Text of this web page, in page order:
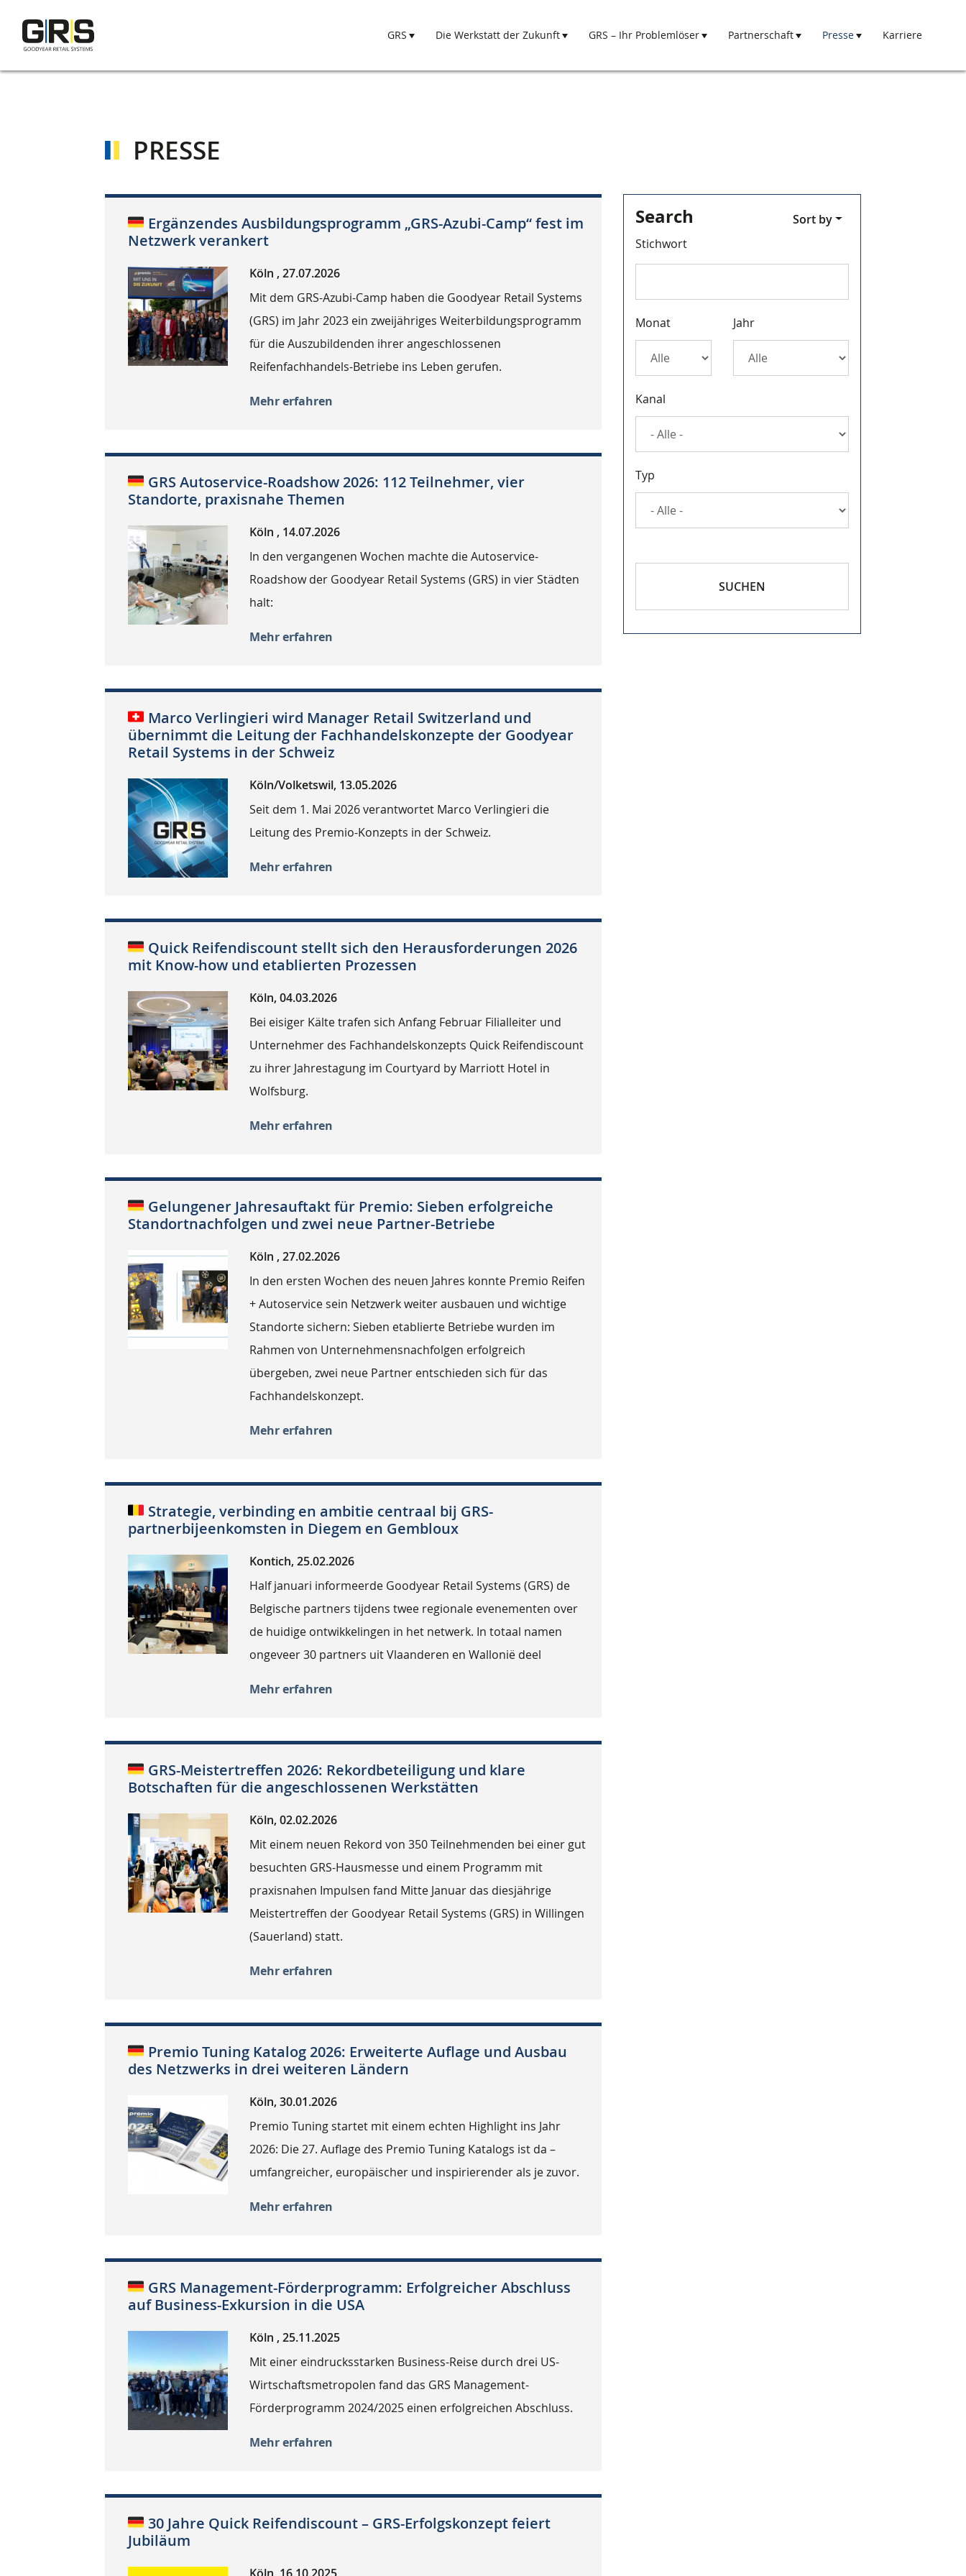
Direkt
Hauptnavigation
GRS Die Werkstatt der Zukunft GRS – Ihr Problemlöser Partnerschaft Presse Karriere
PRESSE
Search
Sort by
Stichwort
Monat Jahr
Kanal
Typ
SUCHEN
Ergänzendes Ausbildungsprogramm „GRS-Azubi-Camp“ fest im
Netzwerk verankert
Köln , 27.07.2026
Mit dem GRS-Azubi-Camp haben die Goodyear Retail Systems
(GRS) im Jahr 2023 ein zweijähriges Weiterbildungsprogramm
für die Auszubildenden ihrer angeschlossenen
Reifenfachhandels-Betriebe ins Leben gerufen.
Mehr erfahren
GRS Autoservice-Roadshow 2026: 112 Teilnehmer, vier
Standorte, praxisnahe Themen
Köln , 14.07.2026
In den vergangenen Wochen machte die Autoservice-
Roadshow der Goodyear Retail Systems (GRS) in vier Städten
halt:
Mehr erfahren
Marco Verlingieri wird Manager Retail Switzerland und
übernimmt die Leitung der Fachhandelskonzepte der Goodyear
Retail Systems in der Schweiz
Köln/Volketswil, 13.05.2026
Seit dem 1. Mai 2026 verantwortet Marco Verlingieri die
Leitung des Premio-Konzepts in der Schweiz.
Mehr erfahren
Quick Reifendiscount stellt sich den Herausforderungen 2026
mit Know-how und etablierten Prozessen
Köln, 04.03.2026
Bei eisiger Kälte trafen sich Anfang Februar Filialleiter und
Unternehmer des Fachhandelskonzepts Quick Reifendiscount
zu ihrer Jahrestagung im Courtyard by Marriott Hotel in
Wolfsburg.
Mehr erfahren
Gelungener Jahresauftakt für Premio: Sieben erfolgreiche
Standortnachfolgen und zwei neue Partner-Betriebe
Köln , 27.02.2026
In den ersten Wochen des neuen Jahres konnte Premio Reifen
+ Autoservice sein Netzwerk weiter ausbauen und wichtige
Standorte sichern: Sieben etablierte Betriebe wurden im
Rahmen von Unternehmensnachfolgen erfolgreich
übergeben, zwei neue Partner entschieden sich für das
Fachhandelskonzept.
Mehr erfahren
Strategie, verbinding en ambitie centraal bij GRS-
partnerbijeenkomsten in Diegem en Gembloux
Kontich, 25.02.2026
Half januari informeerde Goodyear Retail Systems (GRS) de
Belgische partners tijdens twee regionale evenementen over
de huidige ontwikkelingen in het netwerk. In totaal namen
ongeveer 30 partners uit Vlaanderen en Wallonië deel
Mehr erfahren
GRS-Meistertreffen 2026: Rekordbeteiligung und klare
Botschaften für die angeschlossenen Werkstätten
Köln, 02.02.2026
Mit einem neuen Rekord von 350 Teilnehmenden bei einer gut
besuchten GRS-Hausmesse und einem Programm mit
praxisnahen Impulsen fand Mitte Januar das diesjährige
Meistertreffen der Goodyear Retail Systems (GRS) in Willingen
(Sauerland) statt.
Mehr erfahren
Premio Tuning Katalog 2026: Erweiterte Auflage und Ausbau
des Netzwerks in drei weiteren Ländern
Köln, 30.01.2026
Premio Tuning startet mit einem echten Highlight ins Jahr
2026: Die 27. Auflage des Premio Tuning Katalogs ist da –
umfangreicher, europäischer und inspirierender als je zuvor.
Mehr erfahren
GRS Management-Förderprogramm: Erfolgreicher Abschluss
auf Business-Exkursion in die USA
Köln , 25.11.2025
Mit einer eindrucksstarken Business-Reise durch drei US-
Wirtschaftsmetropolen fand das GRS Management-
Förderprogramm 2024/2025 einen erfolgreichen Abschluss.
Mehr erfahren
30 Jahre Quick Reifendiscount – GRS-Erfolgskonzept feiert
Jubiläum